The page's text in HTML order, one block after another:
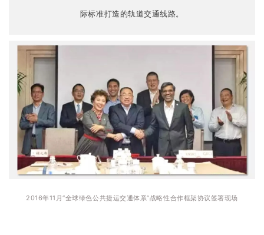
际标准打造的轨道交通线路。
2016年11月“全球绿色公共捷运交通体系”战略性合作框架协议签署现场